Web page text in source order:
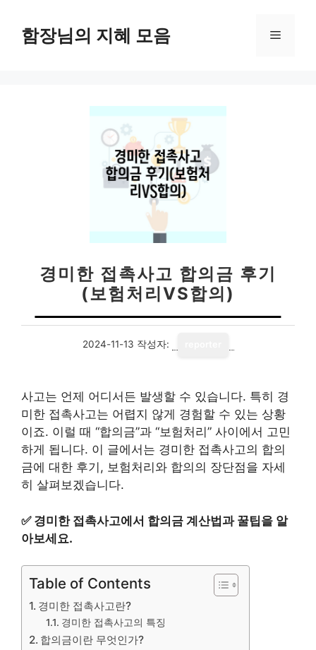
함장님의 지혜 모음 메
경미한 접촉사고 합의금 후기
(보험처리VS합의)
2024-11-13 작성자:
사고는 언제 어디서든 발생할 수 있습니다. 특히 경
미한 접촉사고는 어렵지 않게 경험할 수 있는 상황
이죠. 이럴 때 “합의금”과 “보험처리” 사이에서 고민
하게 됩니다. 이 글에서는 경미한 접촉사고의 합의
금에 대한 후기, 보험처리와 합의의 장단점을 자세
히 살펴보겠습니다.
✅ 경미한 접촉사고에서 합의금 계산법과 꿀팁을 알
아보세요.
Table of Contents
경미한 접촉사고란?
경미한 접촉사고의 특징
합의금이란 무엇인가?